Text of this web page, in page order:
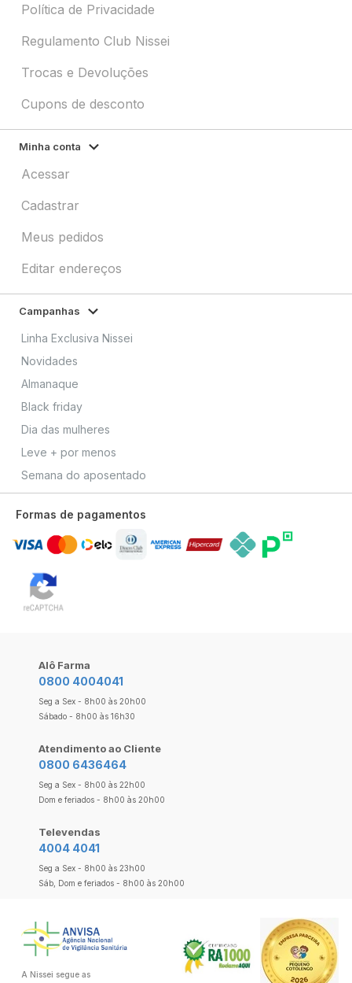
Política de Privacidade
Regulamento Club Nissei
Trocas e Devoluções
Cupons de desconto
Minha conta
Acessar
Cadastrar
Meus pedidos
Editar endereços
Campanhas
Linha Exclusiva Nissei
Novidades
Almanaque
Black friday
Dia das mulheres
Leve + por menos
Semana do aposentado
Formas de pagamentos
Alô Farma
0800 4004041
Seg a Sex - 8h00 às 20h00
Sábado - 8h00 às 16h30
Atendimento ao Cliente
0800 6436464
Seg a Sex - 8h00 às 22h00
Dom e feriados - 8h00 às 20h00
Televendas
4004 4041
Seg a Sex - 8h00 às 23h00
Sáb, Dom e feriados - 8h00 às 20h00
A Nissei segue as